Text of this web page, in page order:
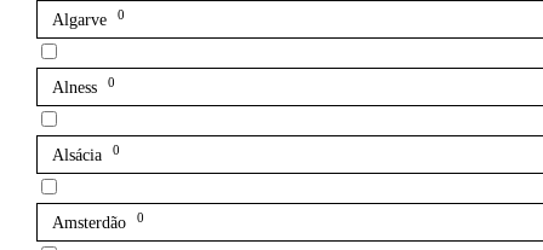
Algarve 0
Alness 0
Alsácia 0
Amsterdão 0